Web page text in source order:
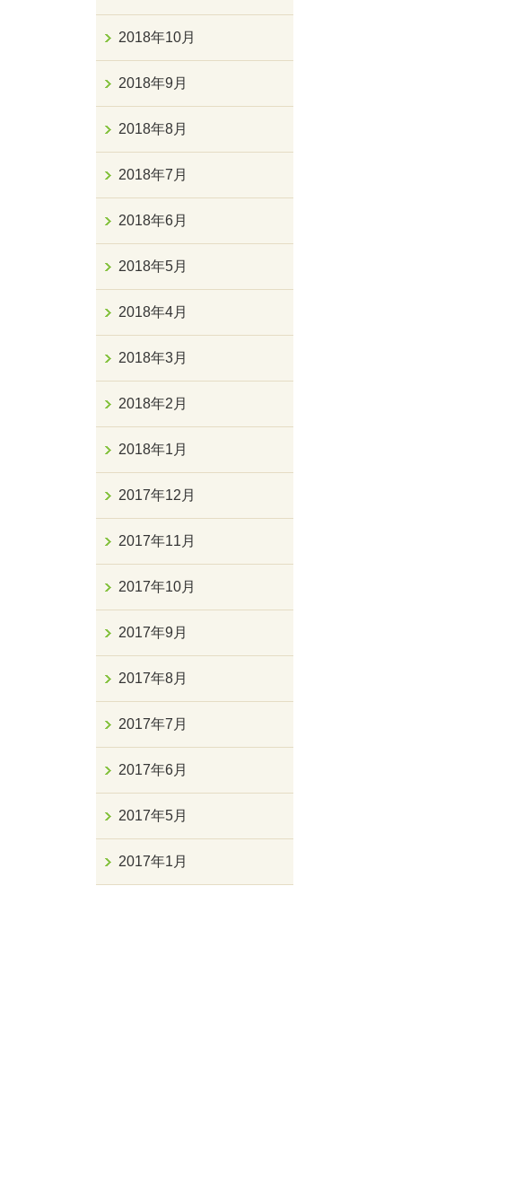
2018年10月
2018年9月
2018年8月
2018年7月
2018年6月
2018年5月
2018年4月
2018年3月
2018年2月
2018年1月
2017年12月
2017年11月
2017年10月
2017年9月
2017年8月
2017年7月
2017年6月
2017年5月
2017年1月